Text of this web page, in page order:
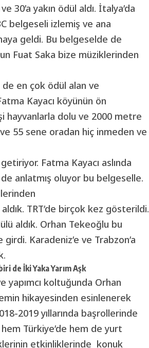
30’a yakın ödül aldı. İtalya’da
belgeseli izlemiş ve ana
geldi. Bu belgeselde de
Fuat Saka bize müziklerinden
de en çok ödül alan ve
Kayacı köyünün ön
hayvanlarla dolu ve 2000 metre
55 sene oradan hiç inmeden ve
Fatma Kayacı aslında
anlatmış oluyor bu belgeselle.
TRT’de birçok kez gösterildi.
aldık. Orhan Tekeoğlu bu
Karadeniz’e ve Trabzon’a
de İki Yaka Yarım Aşk
koltuğunda Orhan
hikayesinden esinlenerek
2019 yıllarında başrollerinde
Türkiye’de hem de yurt
etkinliklerinde konuk